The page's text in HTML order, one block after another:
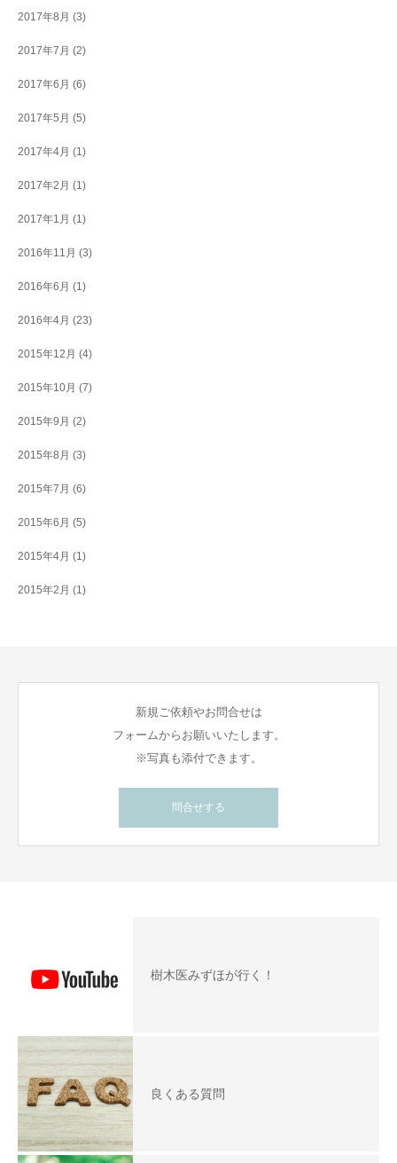
2017年8月 (3)
2017年7月 (2)
2017年6月 (6)
2017年5月 (5)
2017年4月 (1)
2017年2月 (1)
2017年1月 (1)
2016年11月 (3)
2016年6月 (1)
2016年4月 (23)
2015年12月 (4)
2015年10月 (7)
2015年9月 (2)
2015年8月 (3)
2015年7月 (6)
2015年6月 (5)
2015年4月 (1)
2015年2月 (1)
新規ご依頼やお問合せは
フォームからお願いいたします。
※写真も添付できます。
問合せする
樹木医みずほが行く！
良くある質問